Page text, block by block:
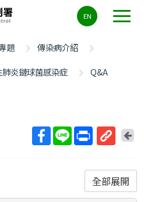
EN
題
傳染病介紹
炎鏈球菌感染症 Q&A
短
網
回
全部展開